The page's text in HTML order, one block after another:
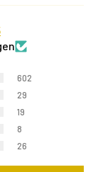
602
29
19
8
26